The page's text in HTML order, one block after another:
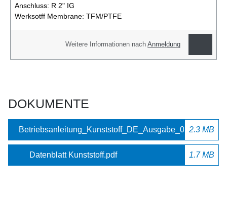
Anschluss: R 2" IG
Werksotff Membrane: TFM/PTFE
Weitere Informationen nachAnmeldung
DOKUMENTE
Betriebsanleitung_Kunststoff_DE_Ausgabe_04_2023.pdf
2.3 MB
Datenblatt Kunststoff.pdf 1.7 MB